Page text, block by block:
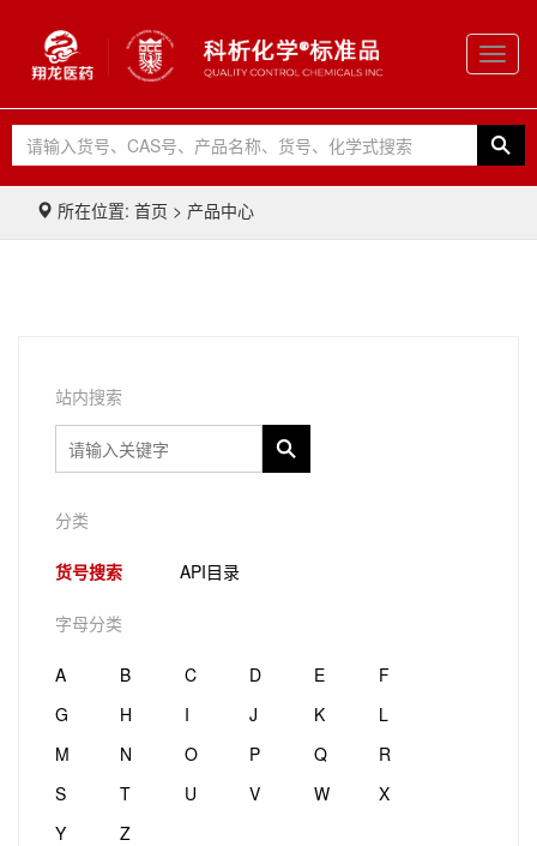
所在位置: 首页 > 产品中心
站内搜索
分类
货号搜索 API目录
字母分类
A B C D E
F
G
H I J K
L
M
N O P Q
R
S
T U V W
X
Y
Z